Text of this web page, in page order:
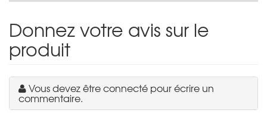
Donnez votre avis sur le
produit
Vous devez être connecté pour écrire un
commentaire.